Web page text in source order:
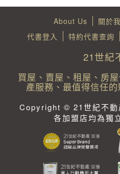
About Us 關於
代書登入
特約代書查詢
21世紀
買屋、賣屋、租屋、房
產服務、最值得信任
Copyright © 21世紀不
各加盟店均為獨